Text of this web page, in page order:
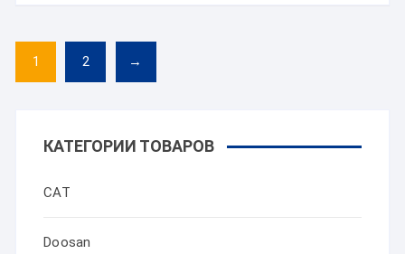
1 2 →
КАТЕГОРИИ ТОВАРОВ
CAT
Doosan